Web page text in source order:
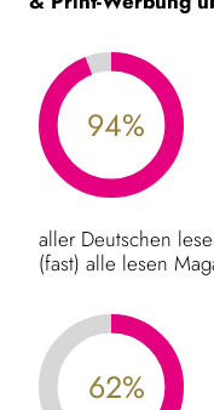
94%
aller Deutschen
(fast) alle lesen
62%